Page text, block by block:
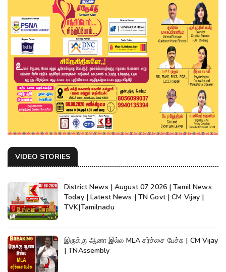
VIDEO STORIES
District News | August 07 2026 | Tamil News
Today | Latest News | TN Govt | CM Vijay |
TVK|Tamilnadu
இருக்கு ஆனா இல்ல MLA சர்ச்சை பேச்சு | CM Vijay
| TNAssembly